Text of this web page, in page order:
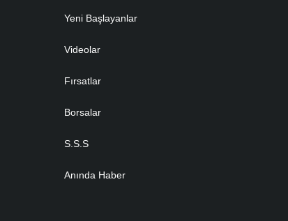
Yeni Başlayanlar
Videolar
Fırsatlar
Borsalar
S.S.S
Anında Haber